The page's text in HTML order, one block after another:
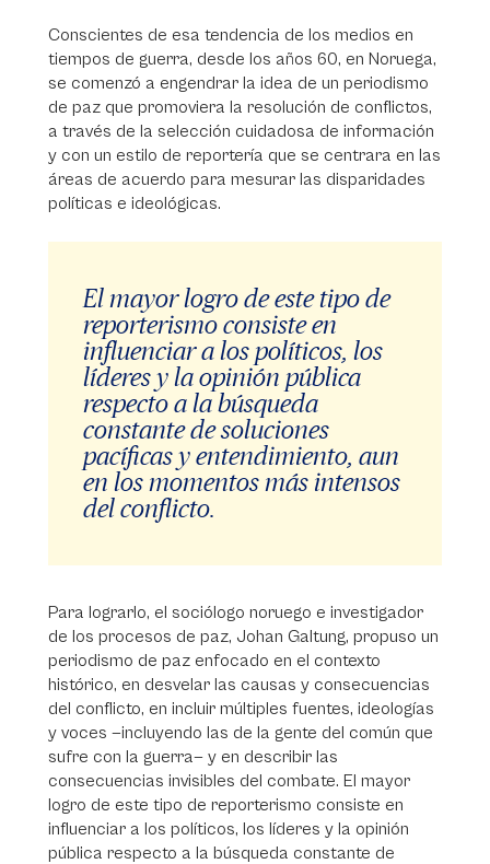
Conscientes de esa tendencia de los medios en
tiempos de guerra, desde los años 60, en Noruega,
se comenzó a engendrar la idea de un periodismo
de paz que promoviera la resolución de conflictos,
a través de la selección cuidadosa de información
y con un estilo de reportería que se centrara en las
áreas de acuerdo para mesurar las disparidades
políticas e ideológicas.
El mayor logro de este tipo de
reporterismo consiste en
influenciar a los políticos, los
líderes y la opinión pública
respecto a la búsqueda
constante de soluciones
pacíficas y entendimiento, aun
en los momentos más intensos
del conflicto.
Para lograrlo, el sociólogo noruego e investigador
de los procesos de paz, Johan Galtung, propuso un
periodismo de paz enfocado en el contexto
histórico, en desvelar las causas y consecuencias
del conflicto, en incluir múltiples fuentes, ideologías
y voces —incluyendo las de la gente del común que
sufre con la guerra— y en describir las
consecuencias invisibles del combate. El mayor
logro de este tipo de reporterismo consiste en
influenciar a los políticos, los líderes y la opinión
pública respecto a la búsqueda constante de